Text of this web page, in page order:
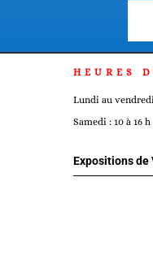
HEURES
Lundi au
Samedi : 10 à 16 h
Expositions de